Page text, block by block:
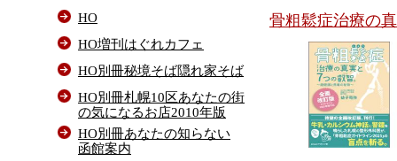
骨粗鬆症治療の
HO
HO増刊はぐれカフェ
HO別冊秘境そば隠れ家そば
HO別冊札幌10区あなたの街
の気になるお店2010年版
HO別冊あなたの知らない
函館案内